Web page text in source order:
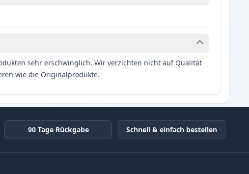
sehr erschwinglich. Wir verzichten nicht auf Qualität
wie die Originalprodukte.
90 Tage Rückgabe Schnell & einfach bestellen